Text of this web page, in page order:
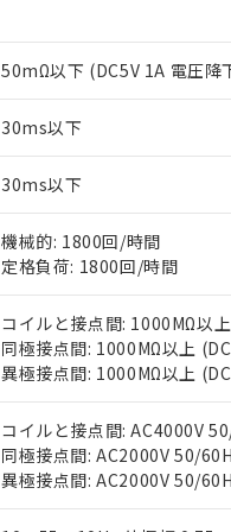
50mΩ以下 (DC5V 1A 電圧降
30ms以下
30ms以下
機械的: 1800回/時間
定格負荷: 1800回/時間
コイルと接点間: 1000MΩ以
同極接点間: 1000MΩ以上
異極接点間: 1000MΩ以上
コイルと接点間: AC4000V
同極接点間: AC2000V 50/
異極接点間: AC2000V 50/
在庫状況お
のであり、
す。
マイパーツ
ている必要が
お客様が当
が、当社の
さい。
※当社の共
いる法人を指
ル（DBP） 1000ppm
フタル酸エステル類の
※3 非含有証明
下記の非含有証明
51物質の非含有証
※本証明書は発行
また、RoHS指令
混在することから
Cr(Ⅵ)(六価クロム) :
DBP(フタル酸ジブチ
DEHP(フタル酸ビス(2-
「10」：通常の使
味します。
「－」：未確認で
当社は規制
ます。
当社は貴社
一定数